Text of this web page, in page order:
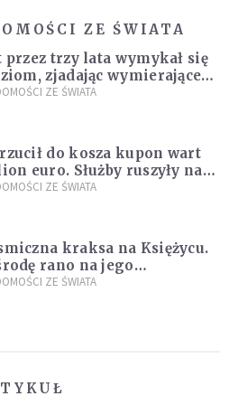
ZE ŚWIATA
przez trzy lata wymykał się
zjadając wymierające
W końcu popełnił
ZE ŚWIATA
do kosza kupon wart
euro. Służby ruszyły na
ZE ŚWIATA
kraksa na Księżycu.
rano na jego
dojdzie do
ZE ŚWIATA